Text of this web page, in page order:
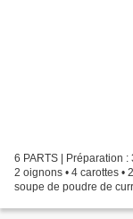
6 PARTS | Préparation
2 oignons • 4 carottes •
soupe de poudre de